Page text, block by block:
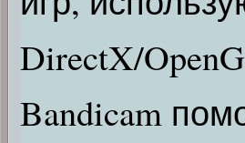
DirectX/
Bandicam